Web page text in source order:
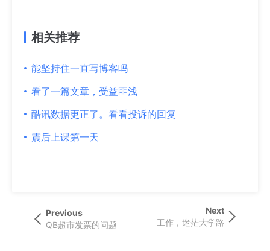
相关推荐
能坚持住一直写博客吗
看了一篇文章，受益匪浅
酷讯数据更正了。看看投诉的回复
震后上课第一天
文
章
Previous
Post
Previous
QB超市发票的问题
Next
Post
Next
工作，迷茫大学路